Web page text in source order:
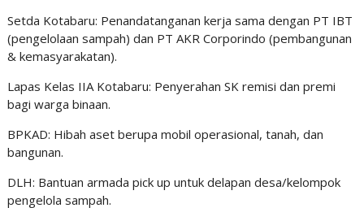
Setda Kotabaru: Penandatanganan kerja sama dengan PT IBT
(pengelolaan sampah) dan PT AKR Corporindo (pembangunan
& kemasyarakatan).
Lapas Kelas IIA Kotabaru: Penyerahan SK remisi dan premi
bagi warga binaan.
BPKAD: Hibah aset berupa mobil operasional, tanah, dan
bangunan.
DLH: Bantuan armada pick up untuk delapan desa/kelompok
pengelola sampah.